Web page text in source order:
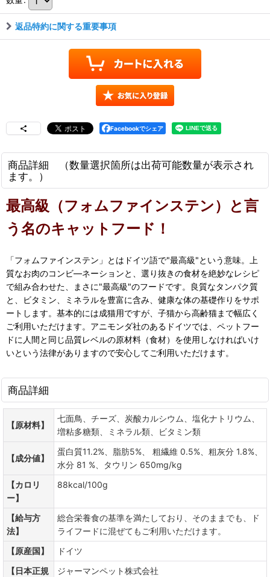
返品特約に関する重要事項
Facebookでシェア
商品詳細 （数量選択箇所は出荷可能数量が表示され
ます。）
最高級（フォムファインステン）と言
う名のキャットフード！
「フォムファインステン」とはドイツ語で"最高級"という意味。上
質なお肉のコンビ―ネーションと、選り抜きの食材を絶妙なレシピ
で組み合わせた、まさに"最高級"のフードです。良質なタンパク質
と、ビタミン、ミネラルを豊富に含み、健康な体の基礎作りをサポ
ートします。基本的には成猫用ですが、子猫から高齢猫まで幅広く
ご利用いただけます。アニモンダ社のあるドイツでは、ペットフー
ドに人間と同じ品質レベルの原材料（食材）を使用しなければいけ
いという法律がありますので安心してご利用いただけます。
商品詳細
【原材料】
七面鳥、チーズ、炭酸カルシウム、塩化ナトリウム、
増粘多糖類、ミネラル類、ビタミン類
【成分値】
蛋白質11.2%、脂肪5%、 粗繊維 0.5%、粗灰分 1.8%、
水分 81 %、タウリン 650mg/kg
【カロリ
ー】
88kcal/100g
【給与方
法】
総合栄養食の基準を満たしており、そのままでも、ド
ライフードに混ぜてもご利用いただけます。
【原産国】
ドイツ
【日本正規
ジャーマンペット株式会社